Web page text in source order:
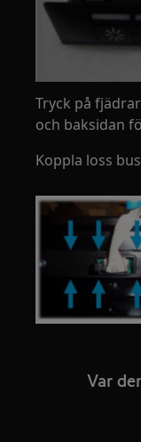
Tryck på
och baksidan
Koppla loss
Var